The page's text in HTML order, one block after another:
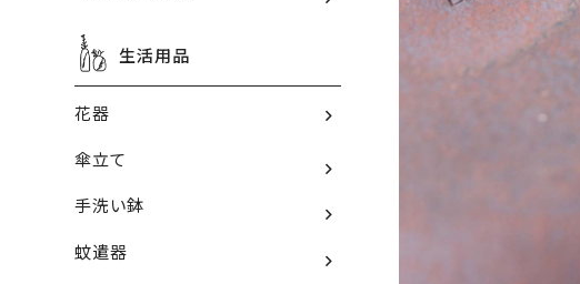
生活用品
花器
傘立て
手洗い鉢
蚊遣器